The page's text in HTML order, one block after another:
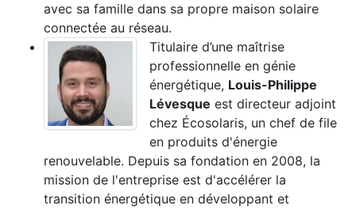
avec sa famille dans sa propre maison solaire
connectée au réseau.
Titulaire d’une maîtrise
professionnelle en génie
énergétique, Louis-Philippe
Lévesque est directeur adjoint
chez Écosolaris, un chef de file
en produits d'énergie
renouvelable. Depuis sa fondation en 2008, la
mission de l'entreprise est d'accélérer la
transition énergétique en développant et